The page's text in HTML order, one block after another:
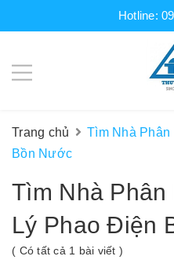
Hotline:
Trang chủ
Tìm Nhà
Bồn Nước
Tìm Nhà
Lý Phao Điện
( Có tất cả 1 bài viết )